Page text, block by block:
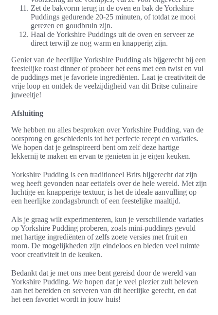
Zet de bakvorm terug in de oven en bak de Yorkshire
Puddings gedurende 20-25 minuten, of totdat ze mooi
gerezen en goudbruin zijn.
Haal de Yorkshire Puddings uit de oven en serveer ze
direct terwijl ze nog warm en knapperig zijn.
Geniet van de heerlijke Yorkshire Pudding als bijgerecht bij een
feestelijke roast dinner of probeer het eens met een twist en vul
de puddings met je favoriete ingrediënten. Laat je creativiteit de
vrije loop en ontdek de veelzijdigheid van dit Britse culinaire
juweeltje!
Afsluiting
We hebben nu alles besproken over Yorkshire Pudding, van de
oorsprong en geschiedenis tot het perfecte recept en variaties.
We hopen dat je geïnspireerd bent om zelf deze hartige
lekkernij te maken en ervan te genieten in je eigen keuken.
Yorkshire Pudding is een traditioneel Brits bijgerecht dat zijn
weg heeft gevonden naar eettafels over de hele wereld. Met zijn
luchtige en knapperige textuur, is het de ideale aanvulling op
een heerlijke zondagsbrunch of een feestelijke maaltijd.
Als je graag wilt experimenteren, kun je verschillende variaties
op Yorkshire Pudding proberen, zoals mini-puddings gevuld
met hartige ingrediënten of zelfs zoete versies met fruit en
room. De mogelijkheden zijn eindeloos en bieden veel ruimte
voor creativiteit in de keuken.
Bedankt dat je met ons mee bent gereisd door de wereld van
Yorkshire Pudding. We hopen dat je veel plezier zult beleven
aan het bereiden en serveren van dit heerlijke gerecht, en dat
het een favoriet wordt in jouw huis!